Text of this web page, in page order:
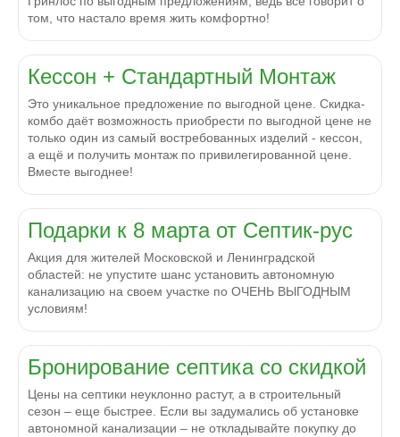
том, что настало время жить комфортно!
Кессон + Стандартный Монтаж
Это уникальное предложение по выгодной цене. Скидка-
комбо даёт возможность приобрести по выгодной цене не
только один из самый востребованных изделий - кессон,
а ещё и получить монтаж по привилегированной цене.
Вместе выгоднее!
Подарки к 8 марта от Септик-рус
Акция для жителей Московской и Ленинградской
областей: не упустите шанс установить автономную
канализацию на своем участке по ОЧЕНЬ ВЫГОДНЫМ
условиям!
Бронирование септика со скидкой
Цены на септики неуклонно растут, а в строительный
сезон – еще быстрее. Если вы задумались об установке
автономной канализации – не откладывайте покупку до